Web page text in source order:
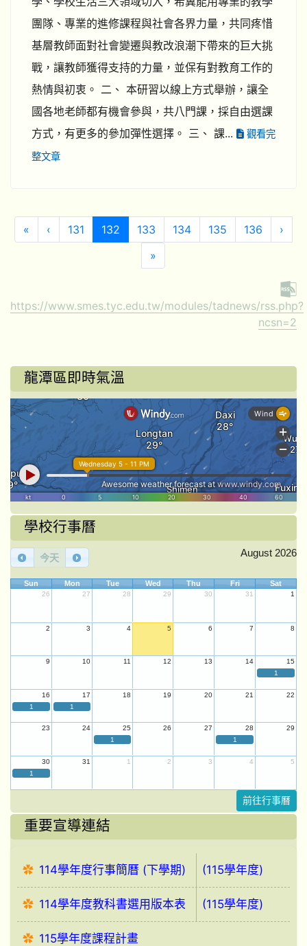
團隊、專業的進修課程與社會各界力量，共同疼惜
基層教師面對社會變遷與教改浪潮下帶來的巨大挑
戰，讓教師獲得支持的力量，並保有對教育工作的
熱情與初衷。 二、 本研習以線上方式舉辦，讓全
國各地老師都有機會參與，共八門課，採自由選課
方式，有更多的參加彈性選擇。 三、 課...
觀看完
整文章
« 第一頁
‹ 上一頁
131 132 (目前頁次)
133 134 135 136 ›
»
https://www.smes.tyc.edu.tw/modules/tadnews/rss.php?
ncsn=2
龍潭區即時氣溫
學校行事曆
今天 August 2026
Sun Mon Tue Wed Thu Fri Sat
26 27 28 29 30 31 1
2 3 4 5 6 7 8
9 10 11 12 13 14
15
1
16 17 18 19 20 21
22
1
1
23 24 25 26 27 28
29
1
1
30 31 1 2 3 4
5
1
前往行事曆
重要宣導連結
114學年度行事簡曆 (下學期) (115學年度)
114學年度教科書選用版本表 (115學年度)
115學年度課程計畫